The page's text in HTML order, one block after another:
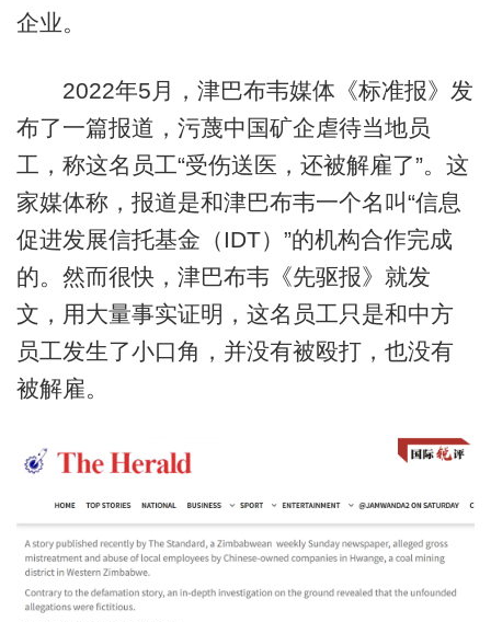
企业。
2022年5月，津巴布韦媒体《标准报》发
布了一篇报道，污蔑中国矿企虐待当地员
工，称这名员工“受伤送医，还被解雇了”。这
家媒体称，报道是和津巴布韦一个名叫“信息
促进发展信托基金（IDT）”的机构合作完成
的。然而很快，津巴布韦《先驱报》就发
文，用大量事实证明，这名员工只是和中方
员工发生了小口角，并没有被殴打，也没有
被解雇。